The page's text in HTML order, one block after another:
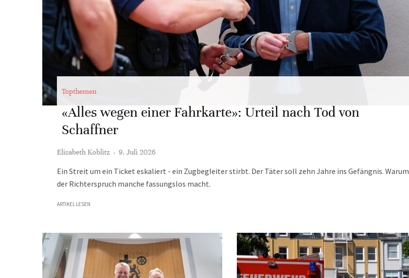
Topthemen
«Alles wegen einer Fahrkarte»: Urteil nach Tod von
Schaffner
Elisabeth Koblitz · 9. Juli 2026
Ein Streit um ein Ticket eskaliert - ein Zugbegleiter stirbt. Der Täter soll zehn Jahre ins Gefängnis. Warum
der Richterspruch manche fassungslos macht.
ARTIKEL LESEN